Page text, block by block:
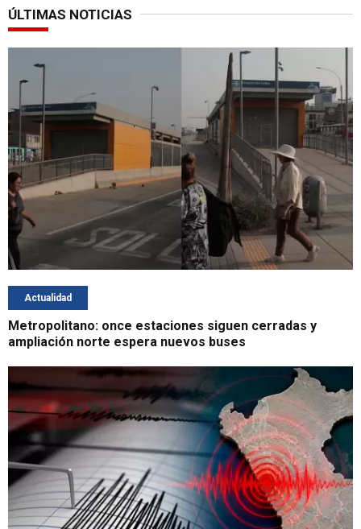
ÚLTIMAS NOTICIAS
Actualidad
Metropolitano: once estaciones siguen cerradas y
ampliación norte espera nuevos buses